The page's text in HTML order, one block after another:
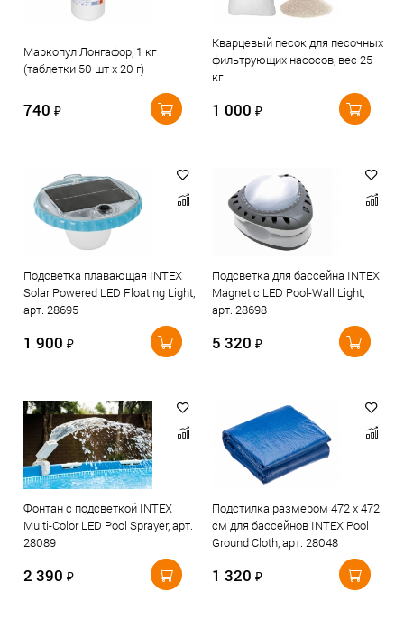
Маркопул Лонгафор, 1 кг
(таблетки 50 шт х 20 г)
740 ₽
Кварцевый песок для песочных
фильтрующих насосов, вес 25
кг
1 000 ₽
Подсветка плавающая INTEX
Solar Powered LED Floating Light,
арт. 28695
1 900 ₽
Подсветка для бассейна INTEX
Magnetic LED Pool-Wall Light,
арт. 28698
5 320 ₽
Фонтан с подсветкой INTEX
Multi-Color LED Pool Sprayer, арт.
28089
2 390 ₽
Подстилка размером 472 х 472
см для бассейнов INTEX Pool
Ground Cloth, арт. 28048
1 320 ₽